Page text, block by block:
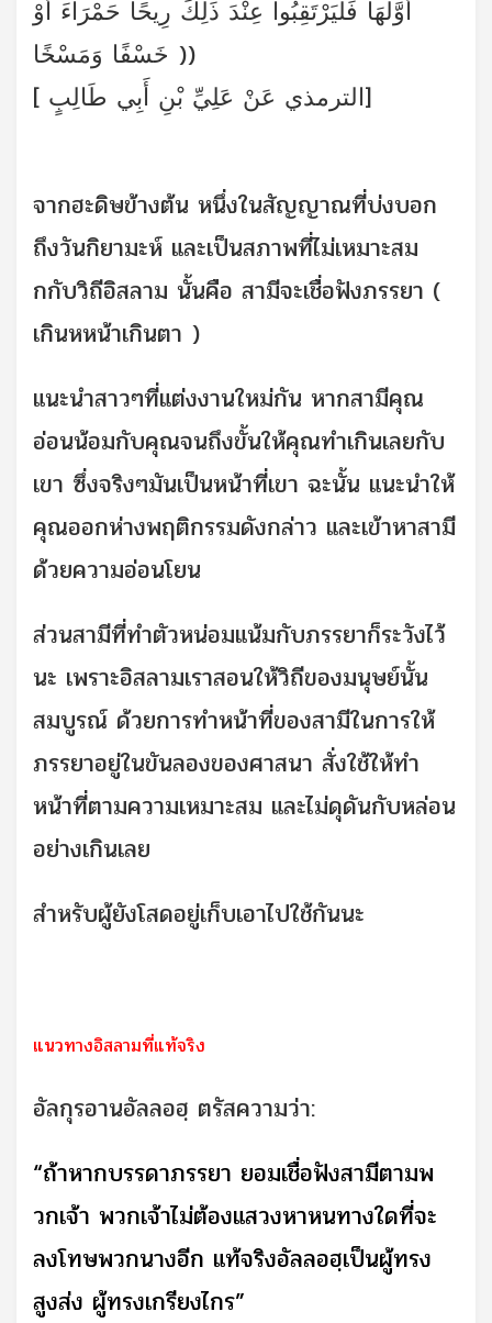
أَوَّلَهَا فَلْيَرْتَقِبُوا عِنْدَ ذَلِكَ رِيحًا حَمْرَاءَ أَوْ
خَسْفًا وَمَسْخًا ))
[ الترمذي عَنْ عَلِيِّ بْنِ أَبِي طَالِبٍ]
จากฮะดิษข้างต้น หนึ่งในสัญญาณที่บ่งบอก
ถึงวันกิยามะห์ และเป็นสภาพที่ไม่เหมาะสม
กกับวิถีอิสลาม นั้นคือ สามีจะเชื่อฟังภรรยา (
เกินหหน้าเกินตา )
แนะนำสาวๆที่แต่งงานใหม่กัน หากสามีคุณ
อ่อนน้อมกับคุณจนถึงขั้นให้คุณทำเกินเลยกับ
เขา ซึ่งจริงๆมันเป็นหน้าที่เขา ฉะนั้น แนะนำให้
คุณออกห่างพฤติกรรมดังกล่าว และเข้าหาสามี
ด้วยความอ่อนโยน
ส่วนสามีที่ทำตัวหน่อมแน้มกับภรรยาก็ระวังไว้
นะ เพราะอิสลามเราสอนให้วิถีของมนุษย์นั้น
สมบูรณ์ ด้วยการทำหน้าที่ของสามีในการให้
ภรรยาอยู่ในขันลองของศาสนา สั่งใช้ให้ทำ
หน้าที่ตามความเหมาะสม และไม่ดุดันกับหล่อน
อย่างเกินเลย
สำหรับผู้ยังโสดอยู่เก็บเอาไปใช้กันนะ
แนวทางอิสลามที่แท้จริง
อัลกุรอานอัลลอฮฺ ตรัสความว่า:
“ถ้าหากบรรดาภรรยา ยอมเชื่อฟังสามีตามพ
วกเจ้า พวกเจ้าไม่ต้องแสวงหาหนทางใดที่จะ
ลงโทษพวกนางอีก แท้จริงอัลลอฮฺเป็นผู้ทรง
สูงส่ง ผู้ทรงเกรียงไกร”